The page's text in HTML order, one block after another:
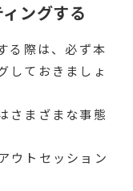
ングする
る際は、必ず本
しておきましょ
さまざまな事態
ウトセッション